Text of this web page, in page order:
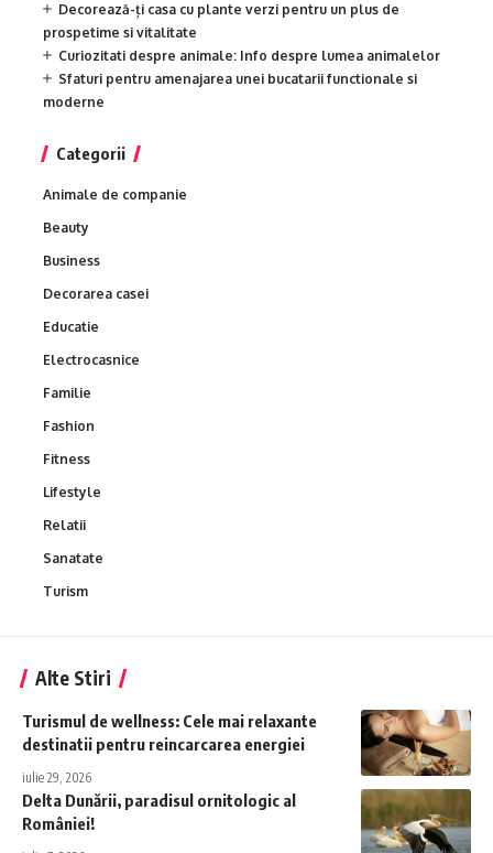
Decorează-ți casa cu plante verzi pentru un plus de
prospetime si vitalitate
Curiozitati despre animale: Info despre lumea animalelor
Sfaturi pentru amenajarea unei bucatarii functionale si
moderne
Categorii
Animale de companie
Beauty
Business
Decorarea casei
Educatie
Electrocasnice
Familie
Fashion
Fitness
Lifestyle
Relatii
Sanatate
Turism
Alte Stiri
Turismul de wellness: Cele mai relaxante
destinatii pentru reincarcarea energiei
iulie 29, 2026
Delta Dunării, paradisul ornitologic al
României!